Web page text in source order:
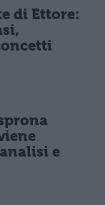
di Ettore:
e